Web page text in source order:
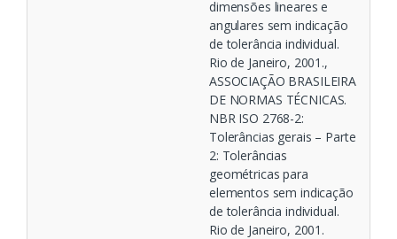
dimensões lineares e
angulares sem indicação
de tolerância individual.
Rio de Janeiro, 2001.,
ASSOCIAÇÃO BRASILEIRA
DE NORMAS TÉCNICAS.
NBR ISO 2768-2:
Tolerâncias gerais – Parte
2: Tolerâncias
geométricas para
elementos sem indicação
de tolerância individual.
Rio de Janeiro, 2001.